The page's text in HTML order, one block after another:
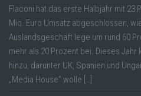
Flaconi hat das erste Halbjahr mit 23
Mio. Euro Umsatz abgeschlossen,
Auslandsgeschäft lege um rund 60
mehr als 20 Prozent bei. Dieses
hinzu, darunter UK, Spanien und
„Media House“ wolle […]